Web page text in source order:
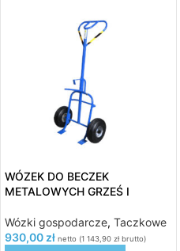
WÓZEK DO BECZEK
METALOWYCH GRZEŚ I
Wózki gospodarcze, Taczkowe
930,00 zł netto (1 143,90 zł brutto)